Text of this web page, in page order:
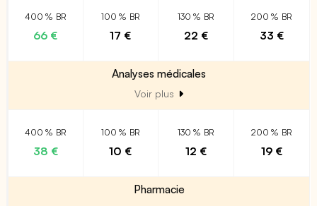
400 % BR
66 €
100 % BR
17 €
130 % BR
22 €
200 % BR
33 €
Analyses médicales
Voir plus
400 % BR
38 €
100 % BR
10 €
130 % BR
12 €
200 % BR
19 €
Pharmacie